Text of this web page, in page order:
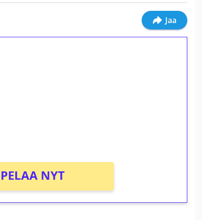
Jaa
PELAA NYT